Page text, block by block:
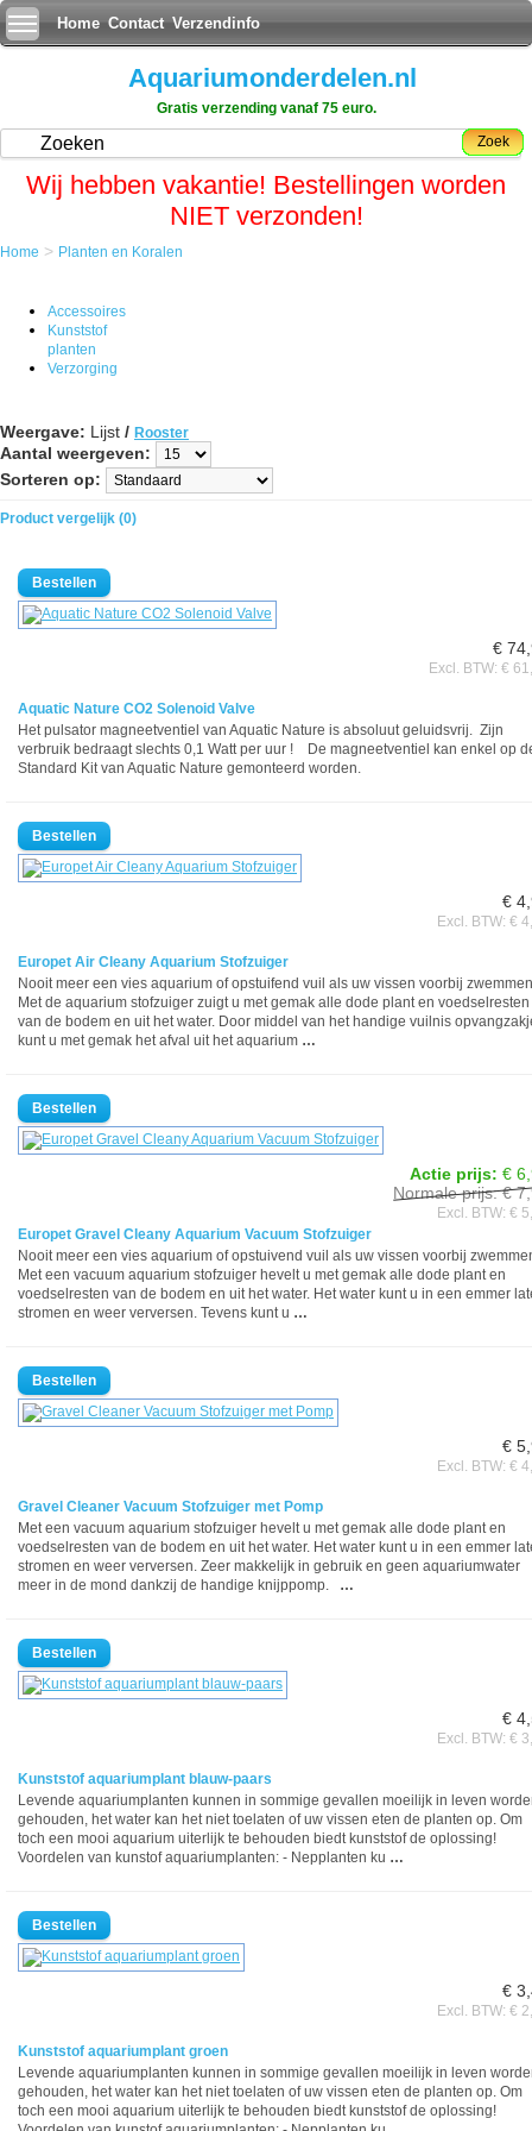
Home Contact Verzendinfo
Aquariumonderdelen.nl
Gratis verzending vanaf 75 euro.
Zoek
Wij hebben vakantie! Bestellingen worden
NIET verzonden!
Home > Planten en Koralen
Accessoires
Kunststof
planten
Verzorging
Weergave: Lijst / Rooster
Aantal weergeven:
Sorteren op:
Product vergelijk (0)
€
Excl. BTW: €
Aquatic Nature CO2 Solenoid Valve
Het pulsator magneetventiel van Aquatic Nature is absoluut geluidsvrij. Zijn
verbruik bedraagt slechts 0,1 Watt per uur ! De magneetventiel kan enkel op
Standard Kit van Aquatic Nature gemonteerd worden.
€
Excl. BTW: €
Europet Air Cleany Aquarium Stofzuiger
Nooit meer een vies aquarium of opstuifend vuil als uw vissen voorbij
Met de aquarium stofzuiger zuigt u met gemak alle dode plant en voedselresten
van de bodem en uit het water. Door middel van het handige vuilnis
kunt u met gemak het afval uit het aquarium …
Actie prijs: €
Normale prijs: €
Excl. BTW: €
Europet Gravel Cleany Aquarium Vacuum Stofzuiger
Nooit meer een vies aquarium of opstuivend vuil als uw vissen voorbij
Met een vacuum aquarium stofzuiger hevelt u met gemak alle dode plant en
voedselresten van de bodem en uit het water. Het water kunt u in een emmer
stromen en weer verversen. Tevens kunt u …
€
Excl. BTW: €
Gravel Cleaner Vacuum Stofzuiger met Pomp
Met een vacuum aquarium stofzuiger hevelt u met gemak alle dode plant en
voedselresten van de bodem en uit het water. Het water kunt u in een emmer
stromen en weer verversen. Zeer makkelijk in gebruik en geen aquariumwater
meer in de mond dankzij de handige knijppomp. …
€
Excl. BTW: €
Kunststof aquariumplant blauw-paars
Levende aquariumplanten kunnen in sommige gevallen moeilijk in leven
gehouden, het water kan het niet toelaten of uw vissen eten de planten op. Om
toch een mooi aquarium uiterlijk te behouden biedt kunststof de oplossing!
Voordelen van kunstof aquariumplanten: - Nepplanten ku …
€
Excl. BTW: €
Kunststof aquariumplant groen
Levende aquariumplanten kunnen in sommige gevallen moeilijk in leven
gehouden, het water kan het niet toelaten of uw vissen eten de planten op. Om
toch een mooi aquarium uiterlijk te behouden biedt kunststof de oplossing!